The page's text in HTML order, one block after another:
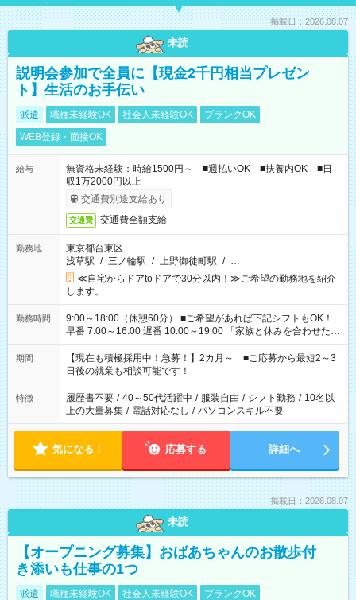
掲載日：2026.08.07
未読
説明会参加で全員に【現金2千円相当プレゼン
ト】生活のお手伝い
派遣 職種未経験OK 社会人未経験OK
ブランクOK
WEB登録・面接OK
給与
無資格未経験：時給1500円～ ■週払いOK ■扶養内OK ■日
収1万2000円以上
交通費別途支給あり
交通費 交通費全額支給
勤務地
東京都台東区
浅草駅 / 三ノ輪駅 / 上野御徒町駅 / …
≪自宅からドアtoドアで30分以内！≫ご希望の勤務地を紹介
します。
勤務時間
9:00～18:00（休憩60分） ■ご希望があれば下記シフトもOK！
早番 7:00～16:00 遅番 10:00～19:00 「家族と休みを合わせた
い」 「余裕を持って夕飯の準備がしたい」 「できれば残業はし
たくない」 など、ご希望を教えてくださいね。 ※Wワーク希望
の方へ 今ご覧のお仕事で希望する勤務時間と、もう1つのお仕事
の勤務時間。 合計で週40時間を超える場合は応募できません。
期間
【現在も積極採用中！急募！】2カ月～ ■ご応募から最短2～3
日後の就業も相談可能です！
特徴 履歴書不要 / 40～50代活躍中 / 服装自由 / シフト勤務 / 10名以
上の大量募集 / 電話対応なし / パソコンスキル不要
気になる！ 応募する 詳細へ
掲載日：2026.08.07
未読
【オープニング募集】おばあちゃんのお散歩付
き添いも仕事の1つ
派遣 職種未経験OK 社会人未経験OK
ブランクOK